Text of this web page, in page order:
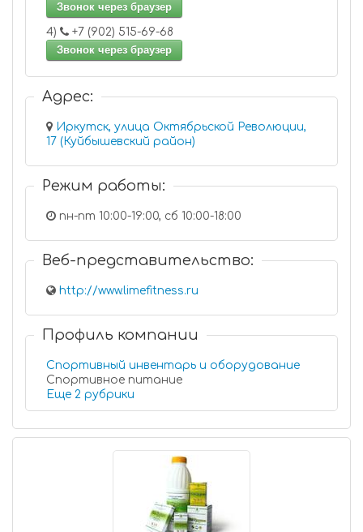
Звонок через браузер
4)
+7 (902) 515-69-68
Звонок через браузер
Адрес:
Иркутск, улица Октябрьской Революции,
17 (Куйбышевский район)
Режим работы:
пн-пт 10:00-19:00, сб 10:00-18:00
Веб-представительство:
http://www.limefitness.ru
Профиль компании
Спортивный инвентарь и оборудование
Спортивное питание
Еще 2 рубрики